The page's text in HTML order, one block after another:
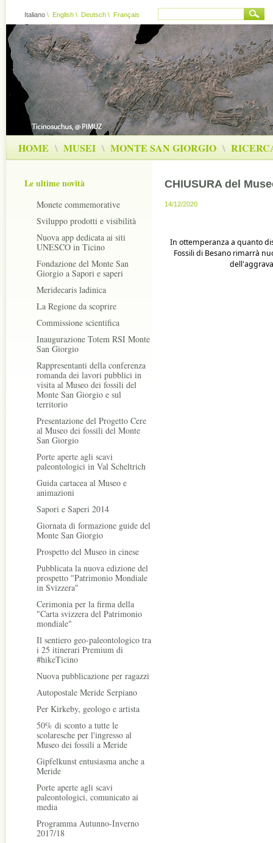
Italiano \ English \ Deutsch \ Français
HOME \ MUSEI \ MONTE SAN GIORGIO \
Le ultime novità
Monete commemorative
Sviluppo prodotti e visibilità
Nuova app dedicata ai siti
UNESCO in Ticino
Fondazione del Monte San
Giorgio a Sapori e saperi
Meridecaris ladinica
La Regione da scoprire
Commissione scientifica
Inaugurazione Totem RSI Monte
San Giorgio
Rappresentanti della conferenza
romanda dei lavori pubblici in
visita al Museo dei fossili del
Monte San Giorgio e sul
territorio
Presentazione del Progetto Cere
al Museo dei fossili del Monte
San Giorgio
Porte aperte agli scavi
paleontologici in Val Scheltrich
Guida cartacea al Museo e
animazioni
Sapori e Saperi 2014
Giornata di formazione guide del
Monte San Giorgio
Prospetto del Museo in cinese
Pubblicata la nuova edizione del
prospetto "Patrimonio Mondiale
in Svizzera"
Cerimonia per la firma della
"Carta svizzera del Patrimonio
mondiale"
Il sentiero geo-paleontologico tra
i 25 itinerari Premium di
#hikeTicino
Nuova pubblicazione per ragazzi
Autopostale Meride Serpiano
Per Kirkeby, geologo e artista
50% di sconto a tutte le
scolaresche per l'ingresso al
Museo dei fossili a Meride
Gipfelkunst entusiasma anche a
Meride
Porte aperte agli scavi
paleontologici, comunicato ai
media
Programma Autunno-Inverno
2017/18
CHIUSURA del
14/12/2020
In ottemperanza a quanto
Fossili di Besano rimarrà